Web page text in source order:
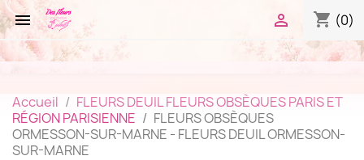
 shopping_cart (0)

Accueil
FLEURS DEUIL FLEURS OBSÈQUES PARIS ET
RÉGION PARISIENNE
FLEURS OBSÈQUES
ORMESSON-SUR-MARNE - FLEURS DEUIL ORMESSON-
SUR-MARNE